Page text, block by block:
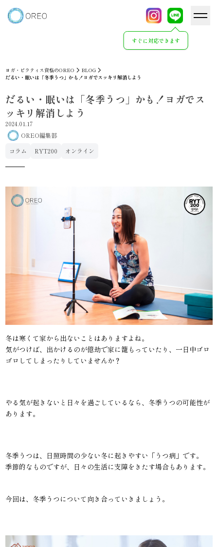
すぐに対応できます
ヨガ・ピラティス資格のOREO
BLOG
だるい・眠いは「冬季うつ」かも！ヨガでスッキリ解消しよう
だるい・眠いは「冬季うつ」かも！ヨガでス
ッキリ解消しよう
2024.01.17
OREO編集部
コラム
RYT200 オンライン
冬は寒くて家から出ないことはありますよね。
気がつけば、出かけるのが億劫で家に籠もっていたり、一日中ゴロ
ゴロしてしまったりしていませんか？
やる気が起きないと日々を過ごしているなら、冬季うつの可能性が
あります。
冬季うつは、日照時間の少ない冬に起きやすい「うつ病」です。
季節的なものですが、日々の生活に支障をきたす場合もあります。
今回は、冬季うつについて向き合っていきましょう。